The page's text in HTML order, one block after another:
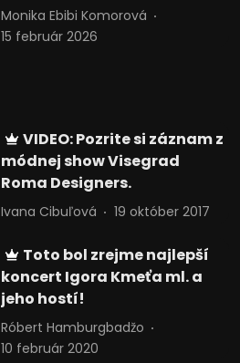
Monika Ebibi Komorová
15 február 2026
VIDEO: Pozrite si záznam z
módnej show Visegrad
Roma Designers.
Ivana Cibuľová 19 október 2017
Toto bol zrejme najlepší
koncert Igora Kmeťa ml. a
jeho hostí!
Róbert Hamburgbadžo
10 február 2020